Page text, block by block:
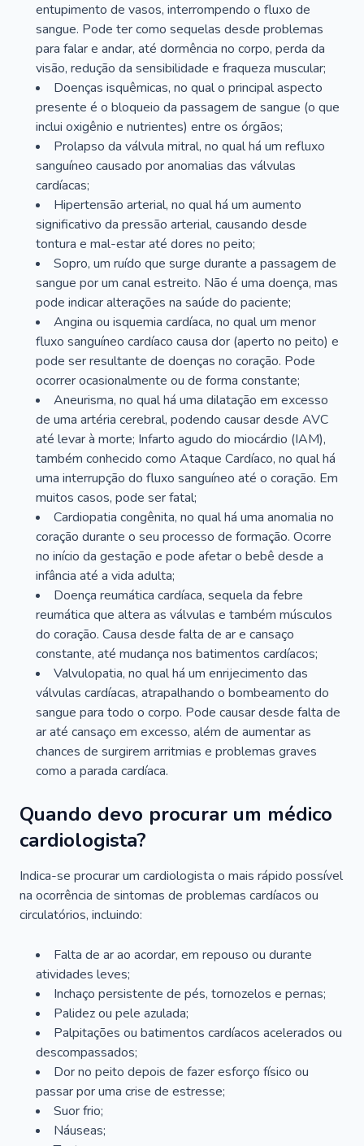
entupimento de vasos, interrompendo o fluxo de
sangue. Pode ter como sequelas desde problemas
para falar e andar, até dormência no corpo, perda da
visão, redução da sensibilidade e fraqueza muscular;
Doenças isquêmicas, no qual o principal aspecto
presente é o bloqueio da passagem de sangue (o que
inclui oxigênio e nutrientes) entre os órgãos;
Prolapso da válvula mitral, no qual há um refluxo
sanguíneo causado por anomalias das válvulas
cardíacas;
Hipertensão arterial, no qual há um aumento
significativo da pressão arterial, causando desde
tontura e mal-estar até dores no peito;
Sopro, um ruído que surge durante a passagem de
sangue por um canal estreito. Não é uma doença, mas
pode indicar alterações na saúde do paciente;
Angina ou isquemia cardíaca, no qual um menor
fluxo sanguíneo cardíaco causa dor (aperto no peito) e
pode ser resultante de doenças no coração. Pode
ocorrer ocasionalmente ou de forma constante;
Aneurisma, no qual há uma dilatação em excesso
de uma artéria cerebral, podendo causar desde AVC
até levar à morte; Infarto agudo do miocárdio (IAM),
também conhecido como Ataque Cardíaco, no qual há
uma interrupção do fluxo sanguíneo até o coração. Em
muitos casos, pode ser fatal;
Cardiopatia congênita, no qual há uma anomalia no
coração durante o seu processo de formação. Ocorre
no início da gestação e pode afetar o bebê desde a
infância até a vida adulta;
Doença reumática cardíaca, sequela da febre
reumática que altera as válvulas e também músculos
do coração. Causa desde falta de ar e cansaço
constante, até mudança nos batimentos cardíacos;
Valvulopatia, no qual há um enrijecimento das
válvulas cardíacas, atrapalhando o bombeamento do
sangue para todo o corpo. Pode causar desde falta de
ar até cansaço em excesso, além de aumentar as
chances de surgirem arritmias e problemas graves
como a parada cardíaca.
Quando devo procurar um médico
cardiologista?
Indica-se procurar um cardiologista o mais rápido possível
na ocorrência de sintomas de problemas cardíacos ou
circulatórios, incluindo:
Falta de ar ao acordar, em repouso ou durante
atividades leves;
Inchaço persistente de pés, tornozelos e pernas;
Palidez ou pele azulada;
Palpitações ou batimentos cardíacos acelerados ou
descompassados;
Dor no peito depois de fazer esforço físico ou
passar por uma crise de estresse;
Suor frio;
Náuseas;